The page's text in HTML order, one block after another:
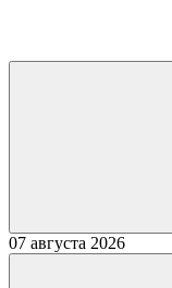
07 августа 2026